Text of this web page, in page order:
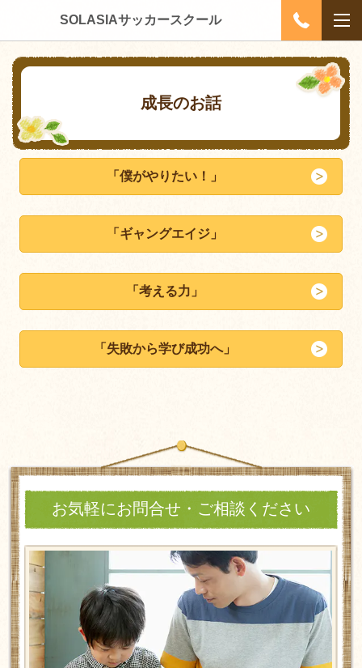
SOLASIAサッカースクール
成長のお話
「僕がやりたい！」
「ギャングエイジ」
「考える力」
「失敗から学び成功へ」
お気軽にお問合せ・ご相談ください